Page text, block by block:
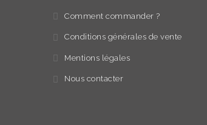
Comment commander ?
Conditions générales de vente
Mentions légales
Nous contacter